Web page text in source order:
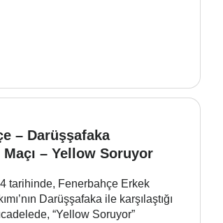
– Darüşşafaka
– Yellow Soruyor
tarihinde, Fenerbahçe Erkek
Darüşşafaka ile karşılaştığı
“Yellow Soruyor”